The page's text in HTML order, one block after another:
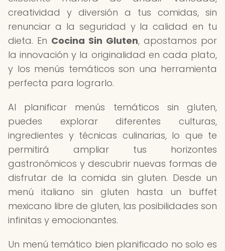
creatividad y diversión a tus comidas, sin
renunciar a la seguridad y la calidad en tu
dieta. En Cocina Sin Gluten, apostamos por
la innovación y la originalidad en cada plato,
y los menús temáticos son una herramienta
perfecta para lograrlo.
Al planificar menús temáticos sin gluten,
puedes explorar diferentes culturas,
ingredientes y técnicas culinarias, lo que te
permitirá ampliar tus horizontes
gastronómicos y descubrir nuevas formas de
disfrutar de la comida sin gluten. Desde un
menú italiano sin gluten hasta un buffet
mexicano libre de gluten, las posibilidades son
infinitas y emocionantes.
Un menú temático bien planificado no solo es